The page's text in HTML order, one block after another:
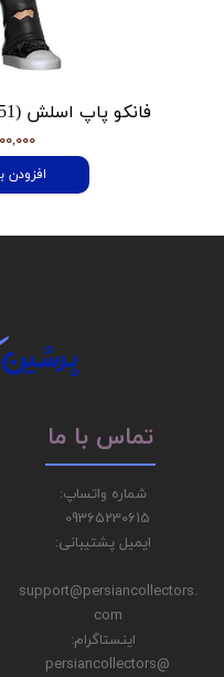
فانکو پاپ اسلش Guns 'N Roses - Slash (51)
افزودن
پرشین
شماره واتساپ:
09365230615
ایمیل پشتیبانی:
support@persiancollectors.
com
اینستاگرام:
@persiancollectors
تماس با ما